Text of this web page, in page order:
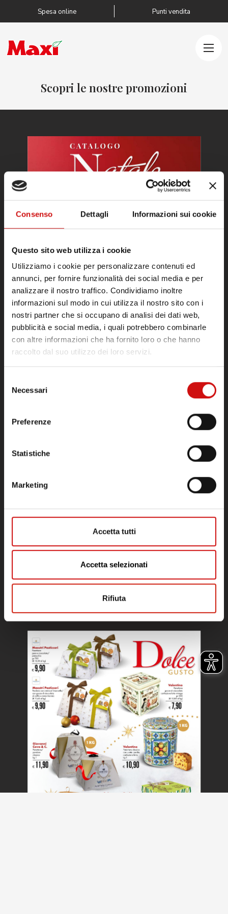
Consenso Dettagli Informazioni sui cookie
Questo sito web utilizza i cookie
Utilizziamo i cookie per personalizzare contenuti ed
annunci, per fornire funzionalità dei social media e per
analizzare il nostro traffico. Condividiamo inoltre
informazioni sul modo in cui utilizza il nostro sito con i
nostri partner che si occupano di analisi dei dati web,
pubblicità e social media, i quali potrebbero combinarle
con altre informazioni che ha fornito loro o che hanno
raccolto dal suo utilizzo dei loro servizi.
delNecessari
Preferenze
Statistiche
Marketing
Accetta tutti
Accetta selezionati
Rifiuta
Salta al contenuto
Spesa online Punti vendita
Scopri le nostre promozioni